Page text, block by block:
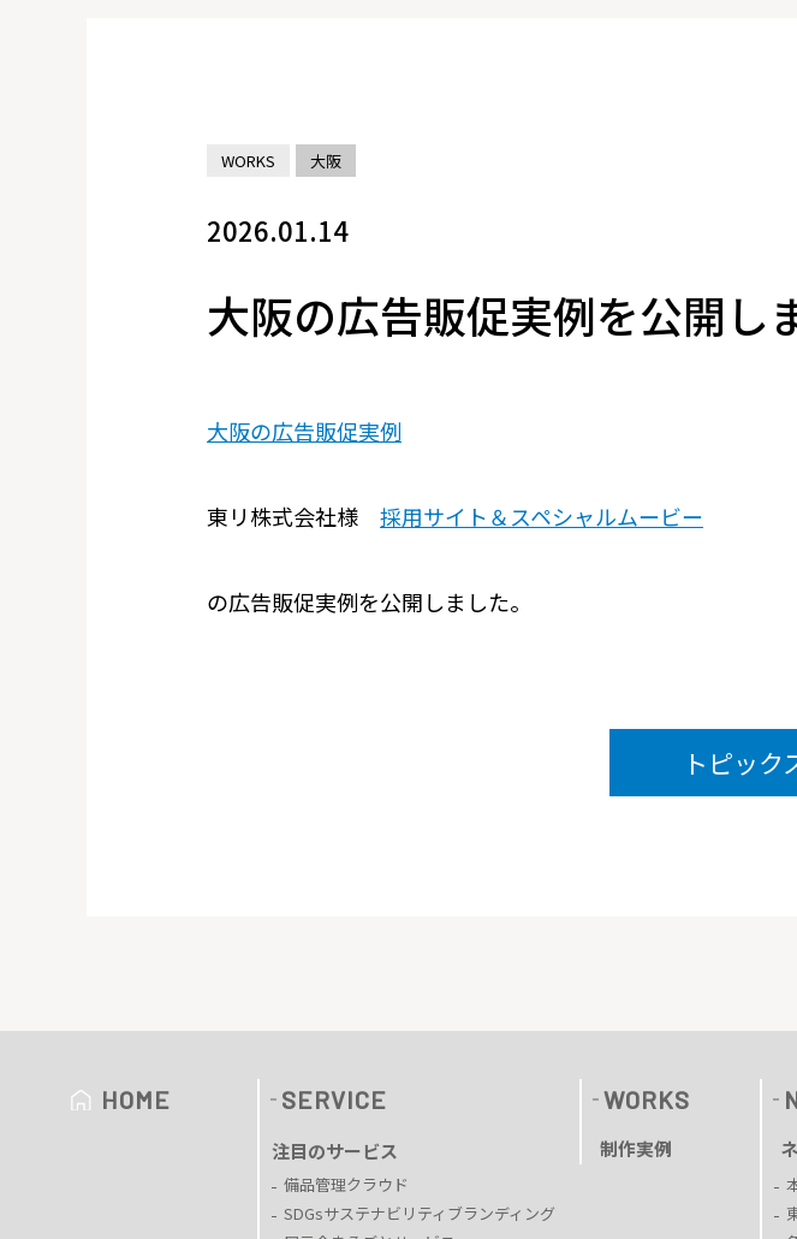
WORKS 大阪
2026.01.14
大阪の広告販促実例を公開し
大阪の広告販促実例
東リ株式会社様 採用サイト＆スペシャルムービー
の広告販促実例を公開しました。
トピック
HOME SERVICE
注目のサービス
備品管理クラウド
SDGsサステナビリティブランディング
WORKS
制作実例